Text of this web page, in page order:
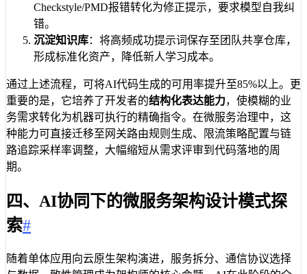
Checkstyle/PMD报错转化为修正提示，要求模型自我纠
错。
沉淀知识库：将高频成功提示词保存至团队共享仓库，
形成标准化资产，降低新人学习成本。
通过上述流程，可将AI代码生成的可用率提升至85%以上。更
重要的是，它培养了开发者的结构化表达能力，使模糊的业
务需求转化为机器可执行的精确指令。在微服务治理中，这
种能力可直接迁移至网关路由规则生成、限流策略配置与链
路追踪采样率调整，大幅缩短从需求评审到代码落地的周
期。
四、AI协同下的微服务架构设计模式探
索#
随着单体应用向云原生架构演进，服务拆分、通信协议选择